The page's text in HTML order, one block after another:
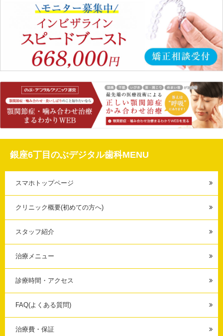
銀座6丁目のぶデジタル歯科MENU
スマホトップページ
クリニック概要(初めての方へ)
スタッフ紹介
治療メニュー
診療時間・アクセス
FAQ(よくある質問)
治療費・保証